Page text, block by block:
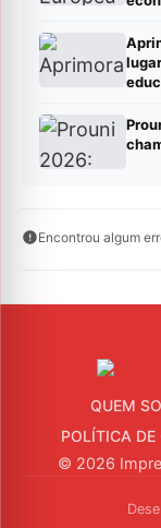
Encontrou algum
QUEM
POLÍTICA DE
© 2026